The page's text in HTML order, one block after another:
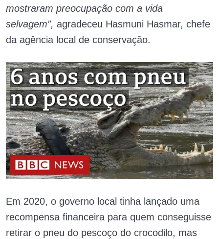
mostraram preocupação com a vida
selvagem”, agradeceu Hasmuni Hasmar, chefe
da agência local de conservação.
Em 2020, o governo local tinha lançado uma
recompensa financeira para quem conseguisse
retirar o pneu do pescoço do crocodilo, mas